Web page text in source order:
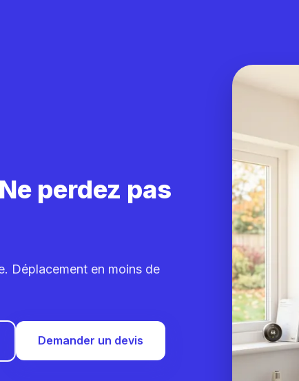
perdez pas
Déplacement en moins de
Demander un devis